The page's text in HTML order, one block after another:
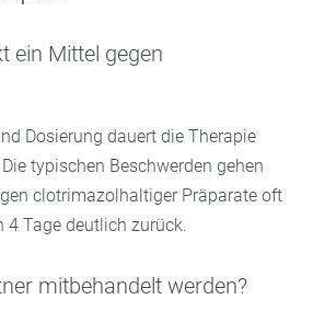
ein Mittel gegen
Dosierung dauert die Therapie
typischen Beschwerden gehen
clotrimazolhaltiger Präparate oft
4 Tage deutlich zurück.
mitbehandelt werden?